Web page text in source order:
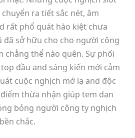
ra tiết sắc nét, âm
rất phổ quát hào kiệt chưa
đã sở hữu cho cho người công
chẳng thể nào quên. Sự phối
đầu and sáng kiến mới cảm
cuộc nghịch mớ lạ and độc
thừa nhận giúp tem dan
bỏng người công ty nghịch
chắc.